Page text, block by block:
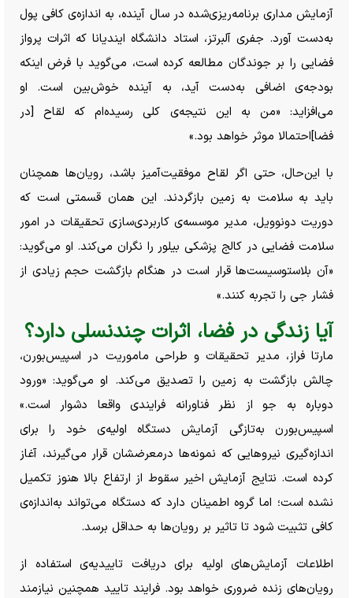
آزمایش مداری برنامه‌ریزی‌شده در سال آینده، به اندازه‌ی کافی پول
به‌دست آورد. جفری آلبرتز، استاد دانشگاه ایندیانا که اثرات پرواز
فضایی را بر جوندگان مطالعه کرده است، می‌گوید با فرض اینکه
بودجه‌ی اضافی به‌دست آید، به آینده خوش‌بین است. او
می‌افزاید: «من به این نتیجه‌ی کلی رسیده‌ام که لقاح [در
فضا]احتمالا موثر خواهد بود.»
با این‌حال، حتی اگر لقاح موفقیت‌آمیز باشد، رویان‌ها همچنان
باید به سلامت به زمین بازگردند. این همان قسمتی است که
دوریت دونوویل، مدیر موسسه‌ی کاربردی‌سازی تحقیقات در امور
سلامت فضایی در کالج پزشکی بیلور را نگران می‌کند. او می‌گوید:
«آن بلاستوسیست‌ها قرار است در هنگام بازگشت حجم زیادی از
فشار جی را تجربه کنند.»
آیا زندگی در فضا، اثرات چندنسلی دارد؟
مارتا فراز، مدیر تحقیقات و طراحی ماموریت در اسپیس‌بورن،
چالش بازگشت به زمین را تصدیق می‌کند. او می‌گوید: «ورود
دوباره به جو از نظر فناورانه فرایندی واقعا دشوار است.»
اسپیس‌بورن به‌تازگی آزمایش دستگاه اولیه‌ی خود را برای
اندازه‌گیری نیرو‌هایی که نمونه‌ها درمعرضشان قرار می‌گیرند، آغاز
کرده است. نتایج آزمایش اخیر سقوط از ارتفاع بالا هنوز تکمیل
نشده است؛ اما گروه اطمینان دارد که دستگاه می‌تواند به‌اندازه‌ی
کافی تثبیت شود تا تاثیر بر رویان‌ها به حداقل برسد.
اطلاعات آزمایش‌های اولیه برای دریافت تاییدیه‌ی استفاده از
رویان‌های زنده ضروری خواهد بود. فرایند تایید همچنین نیازمند